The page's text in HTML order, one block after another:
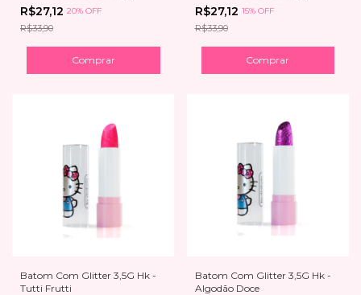
R$27,12 20% OFF
R$33,90
R$27,12 15% OFF
R$33,90
Batom Com Glitter 3,5G Hk -
Tutti Frutti
Batom Com Glitter 3,5G Hk -
Algodão Doce